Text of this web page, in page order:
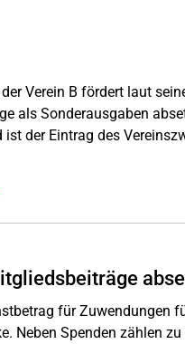
Verein B fördert laut
als Sonderausgaben
der Eintrag des
für Zuwendungen
Neben Spenden zählen